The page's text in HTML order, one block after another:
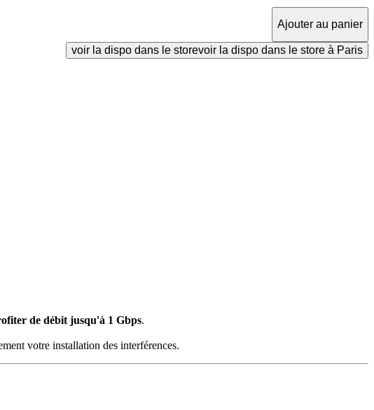
Ajouter au panier
voir la dispo dans le storevoir la dispo dans le store à Paris
de débit jusqu'à 1 Gbps.
votre installation des interférences.